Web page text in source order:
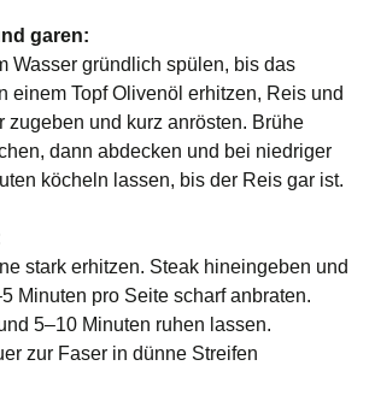
garen:
Wasser gründlich spülen, bis das
einem Topf Olivenöl erhitzen, Reis und
zugeben und kurz anrösten. Brühe
dann abdecken und bei niedriger
köcheln lassen, bis der Reis gar ist.
stark erhitzen. Steak hineingeben und
Minuten pro Seite scharf anbraten.
5–10 Minuten ruhen lassen.
zur Faser in dünne Streifen